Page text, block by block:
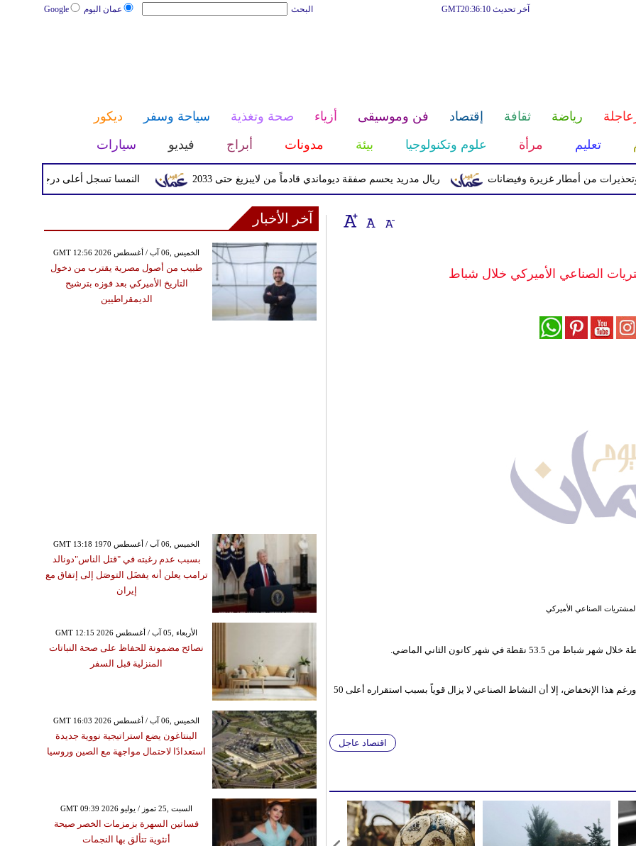
عمان اليوم Google البحث آخر تحديث GMT20:36:10
رياضة ثقافة إقتصاد فن وموسيقى أزياء صحة وتغذية سياحة وسفر
ديكور
تعليم مرأة علوم وتكنولوجيا بيئة مدونات أبراج فيديو سيارات
النمسا تسجل أعلى درجة حرارة في تاريخها مع ريال مدريد يحسم صفقة ديوماندي قادماً من لايبزيغ حتى 2033 من أمطار غزيرة وفيضانات
الصناعي الأميركي خلال شباط
الصناعي الأميركي
وتوقع مسح أجراه موقع "ماركت ووتش" أن تسجل القراءة 52.8 نقطة، ورغم هذا الإنخفاض، إلا أن النشاط الصناعي لا يزال قوياً بسبب استقراره أعلى 50
اقتصاد عاجل
آخر الأخبار
GMT 12:56 2026 الخميس ,06 آب / أغسطس
طبيب من أصول مصرية يقترب من دخول
التاريخ الأميركي بعد فوزه بترشيح
الديمقراطيين
GMT 13:18 1970 الخميس ,06 آب / أغسطس
بسبب عدم رغبته في "قتل الناس"دونالد
ترامب يعلن أنه يفضَل التوصَل إلى إتفاق مع
إيران
GMT 12:15 2026 الأربعاء ,05 آب / أغسطس
نصائح مضمونة للحفاظ على صحة النباتات
المنزلية قبل السفر
GMT 16:03 2026 الخميس ,06 آب / أغسطس
البنتاغون يضع استراتيجية نووية جديدة
استعدادًا لاحتمال مواجهة مع الصين وروسيا
GMT 09:39 2026 السبت ,25 تموز / يوليو
فساتين السهرة بزمزمات الخصر صيحة
أنثوية تتألق بها النجمات